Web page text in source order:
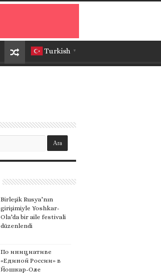
Turkish ▼
Birleşik Rusya’nın
girişimiyle Yoshkar-
Ola’da bir aile festivali
düzenlendi
По инициативе
«Единой России» в
Йошкар-Оле